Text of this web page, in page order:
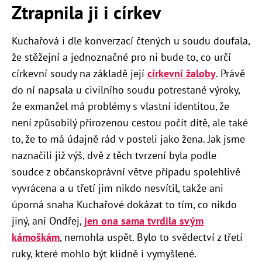
Ztrapnila ji i církev
Kuchařová i dle konverzací čtených u soudu doufala,
že stěžejní a jednoznačné pro ni bude to, co určí
církevní soudy na základě její církevní žaloby. Právě
do ní napsala u civilního soudu potrestané výroky,
že exmanžel má problémy s vlastní identitou, že
není způsobilý přirozenou cestou počít dítě, ale také
to, že to má údajně rád v posteli jako žena. Jak jsme
naznačili již výš, dvě z těch tvrzení byla podle
soudce z občanskoprávní větve případu spolehlivě
vyvrácena a u třetí jim nikdo nesvítil, takže ani
úporná snaha Kuchařové dokázat to tím, co nikdo
jiný, ani Ondřej, jen ona sama tvrdila svým
kámoškám, nemohla uspět. Bylo to svědectví z třetí
ruky, které mohlo být klidně i vymyšlené.